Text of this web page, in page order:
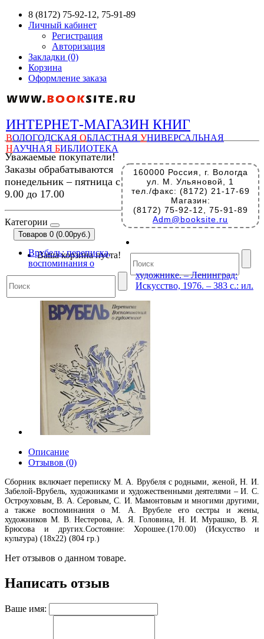
8 (8172) 75-92-12, 75-91-89
Личный кабинет
Регистрация
Авторизация
Закладки (0)
Корзина
Оформление заказа
ИНТЕРНЕТ-МАГАЗИН КНИГ
ВОЛОГОДСКАЯ ОБЛАСТНАЯ УНИВЕРСАЛЬНАЯ
НАУЧНАЯ БИБЛИОТЕКА
160000 Россия, г. Вологда
ул. М. Ульяновой, 1
тел./факс: (8172) 21-17-69
Магазин:
(8172) 75-92-12, 75-91-89
Adm@booksite.ru
Уважаемые покупатели!
Заказы обрабатываются
понедельник – пятница с
9.00 до 17.00
Категории
Товаров 0 (0.00руб.)
Ваша корзина пуста!
Врубель: переписка,
воспоминания о
художнике. – Ленинград:
Искусство, 1976. – 383 с.: ил.
Описание
Отзывов (0)
Сборник включает переписку М. А. Врубеля с родными, женой, Н. И.
Забелой-Врубель, художниками и художественными деятелями – И. С.
Остроуховым, В. А. Серовым, С. И. Мамонтовым и многими другими,
а также воспоминания о М. А. Врубеле его сестры и жены,
художников М. В. Нестерова, А. Я. Головина, Н. И. Мурашко, В. Я.
Брюсова и других.Состояние: Хорошее.(170.00) (Искусство и
культура) (18х22) (804 гр.)
Нет отзывов о данном товаре.
Написать отзыв
Ваше имя: